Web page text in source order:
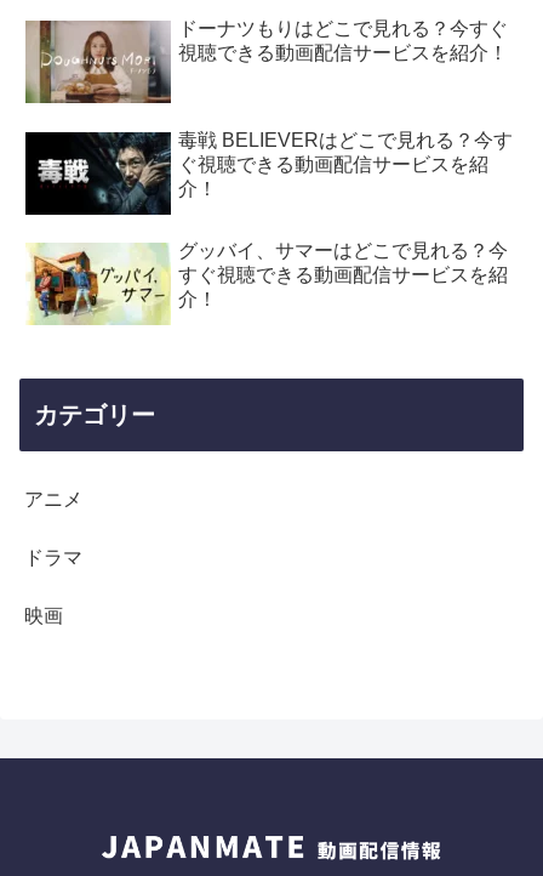
ドーナツもりはどこで見れる？今すぐ
視聴できる動画配信サービスを紹介！
毒戦 BELIEVERはどこで見れる？今す
ぐ視聴できる動画配信サービスを紹
介！
グッバイ、サマーはどこで見れる？今
すぐ視聴できる動画配信サービスを紹
介！
カテゴリー
アニメ
ドラマ
映画